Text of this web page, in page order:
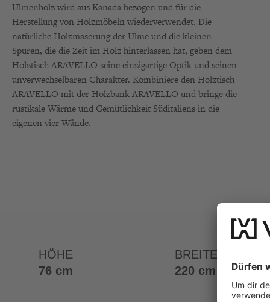
Ulmenholz wird aus Kanada bezogen und für die
Herstellung von Holzmöbeln wiederverwendet. Die
natürliche Holzmaserung der Ulme und die kleinen
Spuren, die die Zeit im Holz hinterlassen hat, geben dem
Holztisch ARAVELLO seine einzigartige Optik und seinen
unverwechselbaren Charakter. Kombiniere den Holztisch
ARAVELLO mit der Holzbank ARAVELLO und bringe die
rustikale Wärme und Gemütlichkeit Süditaliens in die
eigenen vier Wände.
HÖHE
76 cm
BREITE
220 cm